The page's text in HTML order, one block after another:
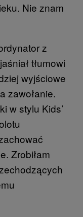
Nie znam
z
tłumowi
wyjściowe
zawołanie.
w stylu Kids’
Zrobiłam